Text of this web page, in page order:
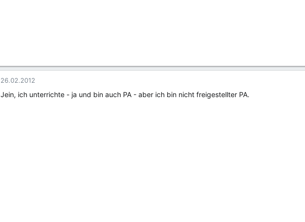
26.02.2012
Jein, ich unterrichte - ja und bin auch PA - aber ich bin nicht freigestellter PA.